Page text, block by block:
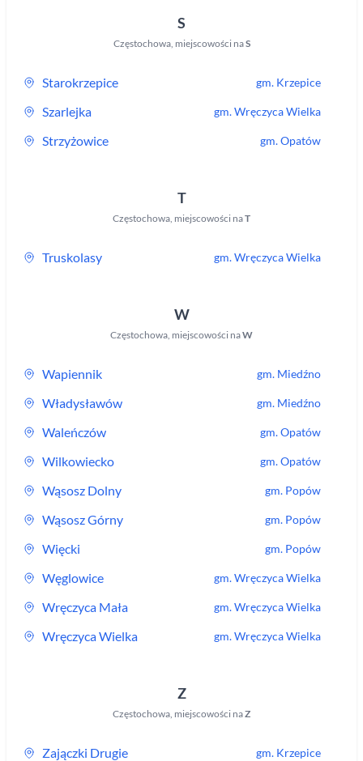
S
Częstochowa, miejscowości naS
Starokrzepice gm. Krzepice
Szarlejka gm.Wręczyca Wielka
Strzyżowice gm.Opatów
T
Częstochowa, miejscowości naT
Truskolasy gm.Wręczyca Wielka
W
Częstochowa, miejscowości naW
Wapiennik gm. Miedźno
Władysławów gm. Miedźno
Waleńczów gm.Opatów
Wilkowiecko gm.Opatów
Wąsosz Dolny gm. Popów
Wąsosz Górny gm. Popów
Więcki gm. Popów
Węglowice gm.Wręczyca Wielka
Wręczyca Mała gm.Wręczyca Wielka
Wręczyca Wielka gm.Wręczyca Wielka
Z
Częstochowa, miejscowości naZ
Zajączki Drugie gm. Krzepice